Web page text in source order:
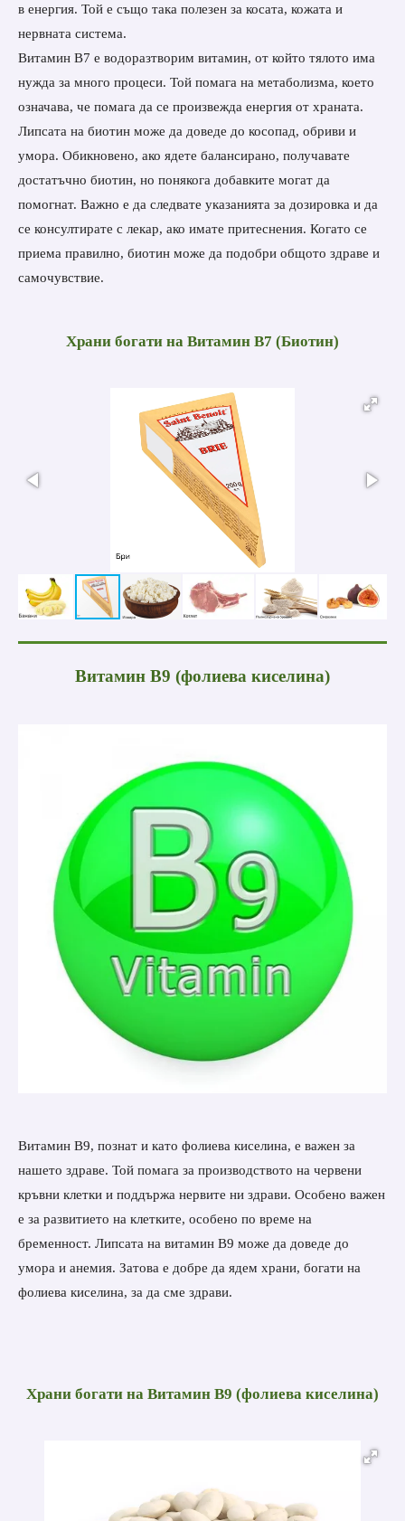
в енергия. Той е също така полезен за косата, кожата и
нервната система.
Витамин B7 е водоразтворим витамин, от който тялото има
нужда за много процеси. Той помага на метаболизма, което
означава, че помага да се произвежда енергия от храната.
Липсата на биотин може да доведе до косопад, обриви и
умора. Обикновено, ако ядете балансирано, получавате
достатъчно биотин, но понякога добавките могат да
помогнат. Важно е да следвате указанията за дозировка и да
се консултирате с лекар, ако имате притеснения. Когато се
приема правилно, биотин може да подобри общото здраве и
самочувствие.
Храни богати на Витамин B7 (Биотин)
Витамин B9 (фолиева киселина)
Витамин B9, познат и като фолиева киселина, е важен за
нашето здраве. Той помага за производството на червени
кръвни клетки и поддържа нервите ни здрави. Особено важен
е за развитието на клетките, особено по време на
бременност. Липсата на витамин B9 може да доведе до
умора и анемия. Затова е добре да ядем храни, богати на
фолиева киселина, за да сме здрави.
Храни богати на Витамин B9 (фолиева киселина)